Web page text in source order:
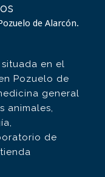
de Alarcón.
en el
Pozuelo de
general
animales,
de